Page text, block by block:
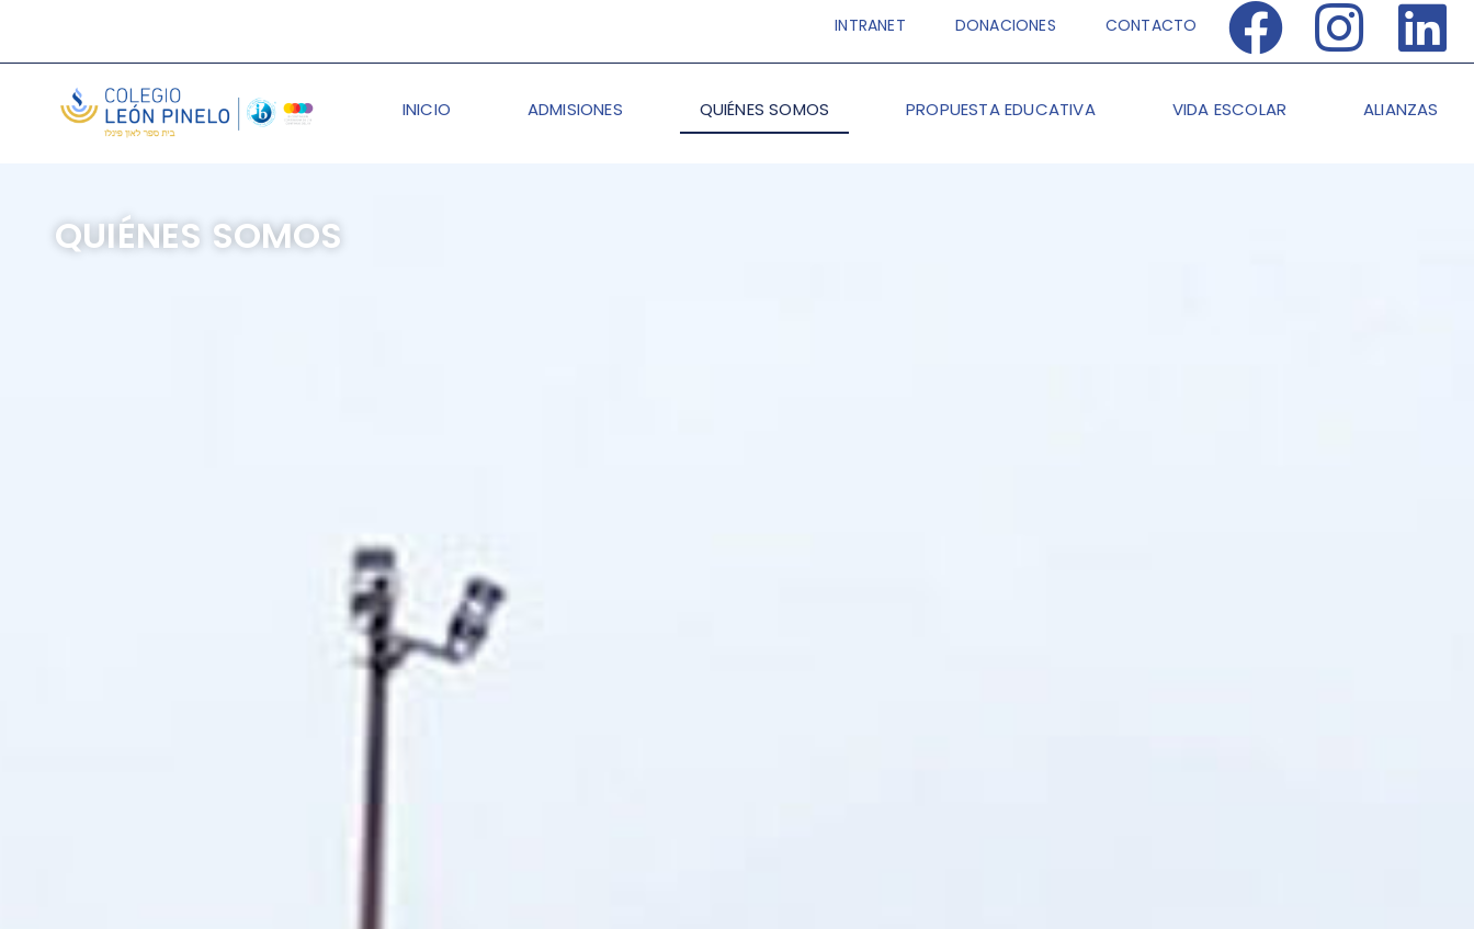
INTRANET DONACIONES CONTACTO
INICIO ADMISIONES QUIÉNES SOMOS PROPUESTA EDUCATIVA VIDA ESCOLAR ALIANZAS
QUIÉNES SOMOS